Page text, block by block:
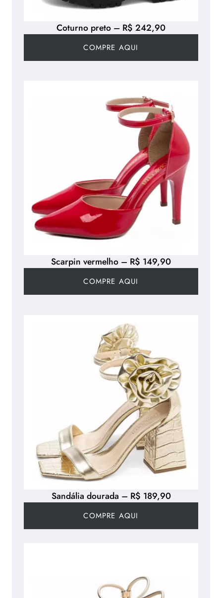
Sandália dourada – R$ 189,90
COMPRE AQUI
Coturno preto – R$ 242,90
COMPRE AQUI
Scarpin vermelho – R$ 149,90
COMPRE AQUI